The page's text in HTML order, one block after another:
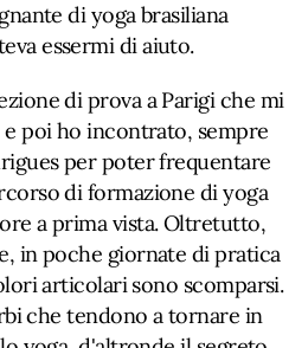
di yoga brasiliana
essermi di aiuto.
di prova a Parigi che mi
poi ho incontrato, sempre
per poter frequentare
di formazione di yoga
a prima vista. Oltretutto,
in poche giornate di pratica
articolari sono scomparsi.
che tendono a tornare in